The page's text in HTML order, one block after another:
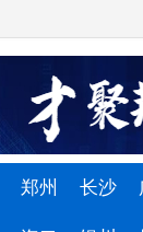
郑州 长沙